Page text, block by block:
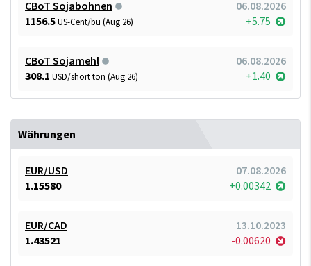
CBoT Sojabohnen
06.08.2026
1156.5US-Cent/bu (Aug 26) +5.75
CBoT Sojamehl
06.08.2026
308.1 USD/short ton (Aug 26) +1.40
Währungen
EUR/USD
07.08.2026
1.15580
+0.00342
EUR/CAD
13.10.2023
1.43521
-0.00620